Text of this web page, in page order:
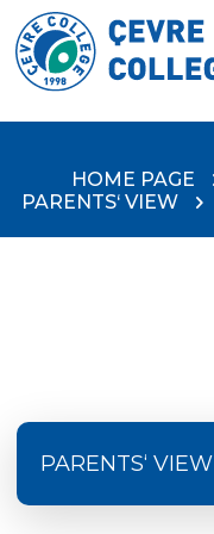
HOME PAGE
PARENTS‘ VIEW
PARENTS‘ VIEW